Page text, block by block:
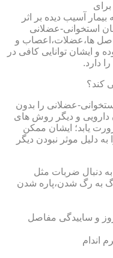
آسیب دیده بر اثر
استخوانی-عضلانی
ها،عضلات،اعصاب و
و ایشان توانایی کافی در
دارد.
کند؟
عضلانی را بدون
دارویی و دیگر روش های
یابد؛ ایشان ممکن
دلیل موثر نبودن دیگر
دنبال ضربات مثل
به رگ شدن،پاره شدن
و ساییدگی مفاصل
اندام